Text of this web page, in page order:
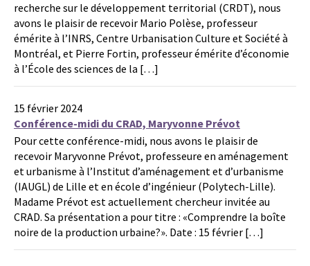
recherche sur le développement territorial (CRDT), nous
avons le plaisir de recevoir Mario Polèse, professeur
émérite à l’INRS, Centre Urbanisation Culture et Société à
Montréal, et Pierre Fortin, professeur émérite d’économie
à l’École des sciences de la […]
15 février 2024
Conférence-midi du CRAD, Maryvonne Prévot
Pour cette conférence-midi, nous avons le plaisir de
recevoir Maryvonne Prévot, professeure en aménagement
et urbanisme à l’Institut d’aménagement et d’urbanisme
(IAUGL) de Lille et en école d’ingénieur (Polytech-Lille).
Madame Prévot est actuellement chercheur invitée au
CRAD. Sa présentation a pour titre : «Comprendre la boîte
noire de la production urbaine?». Date : 15 février […]